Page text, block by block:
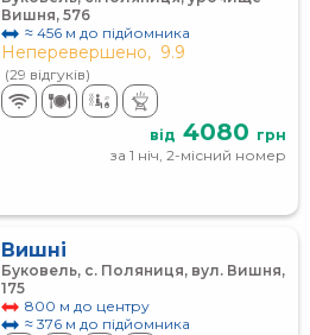
Вишня, 576
≈ 456 м до підйомника
Неперевершено, 9.9
(29 відгуків)
від 4080 грн
за 1 ніч, 2-місний номер
Вишні
Буковель, с. Поляниця, вул. Вишня,
175
800 м до центру
≈ 376 м до підйомника